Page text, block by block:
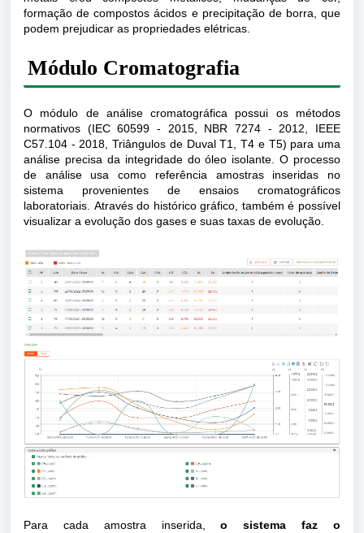
formação de compostos ácidos e precipitação de borra, que
podem prejudicar as propriedades elétricas.
Módulo Cromatografia
O módulo de análise cromatográfica possui os métodos
normativos (IEC 60599 - 2015, NBR 7274 - 2012, IEEE
C57.104 - 2018, Triângulos de Duval T1, T4 e T5) para uma
análise precisa da integridade do óleo isolante. O processo
de análise usa como referência amostras inseridas no
sistema provenientes de ensaios cromatográficos
laboratoriais. Através do histórico gráfico, também é possível
visualizar a evolução dos gases e suas taxas de evolução.
Para cada amostra inserida,o sistema faz o